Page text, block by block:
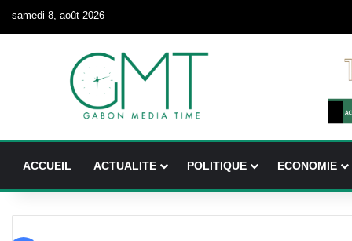
samedi 8, août 2026
ACCUEIL ACTUALITE POLITIQUE ECONOMIE